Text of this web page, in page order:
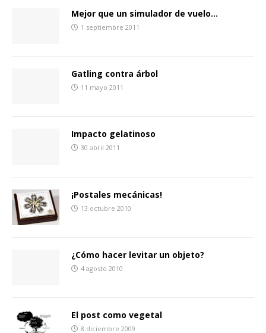
Mejor que un simulador de vuelo…
1 septiembre 2011
Gatling contra árbol
11 mayo 2011
Impacto gelatinoso
30 abril 2011
¡Postales mecánicas!
13 octubre 2010
¿Cómo hacer levitar un objeto?
4 agosto 2010
El post como vegetal
8 diciembre 2009